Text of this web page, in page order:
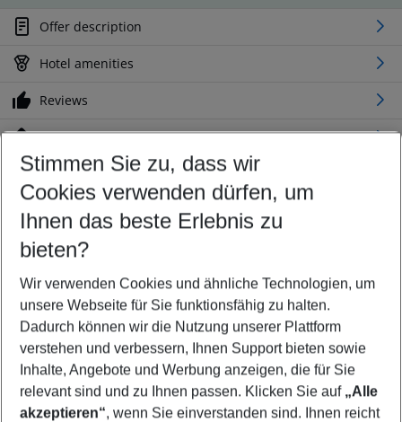
Offer description
Hotel amenities
Reviews
Location
Customize your offer
Find the perfect deal which suits your best
Your departure airport
Any airport
Select your date range
11/08/26–09/08/27 5-8 nights
Who will travel
2 adults No children
Show more filter
Stimmen Sie zu, dass wir
Cookies verwenden dürfen, um
Ihnen das beste Erlebnis zu
bieten?
Wir verwenden Cookies und ähnliche Technologien, um
unsere Webseite für Sie funktionsfähig zu halten.
Dadurch können wir die Nutzung unserer Plattform
verstehen und verbessern, Ihnen Support bieten sowie
Inhalte, Angebote und Werbung anzeigen, die für Sie
relevant sind und zu Ihnen passen. Klicken Sie auf „Alle
akzeptieren“, wenn Sie einverstanden sind. Ihnen reicht